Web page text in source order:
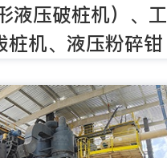
液压破桩机）、工
桩机、液压粉碎钳